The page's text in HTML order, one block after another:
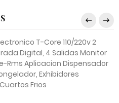
T-Core 110/220v 2
Digital, 4 Salidas Monitor
Rms Aplicacion Dispensador
Exhibidores
Frios